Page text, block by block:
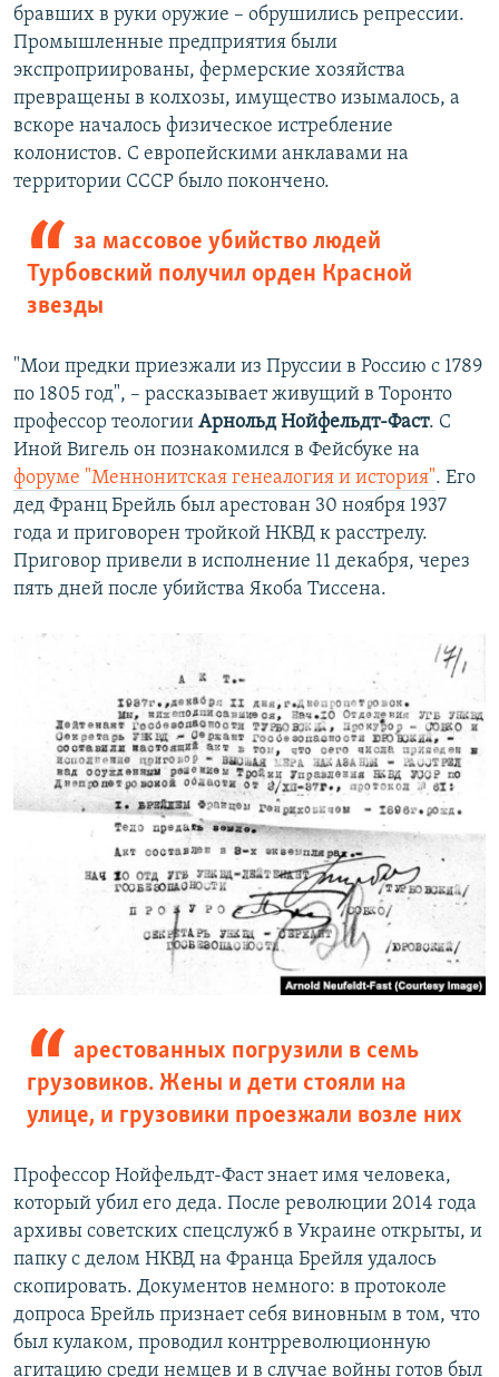
бравших в руки оружие – обрушились репрессии.
Промышленные предприятия были
экспроприированы, фермерские хозяйства
превращены в колхозы, имущество изымалось, а
вскоре началось физическое истребление
колонистов. С европейскими анклавами на
территории СССР было покончено.
за массовое убийство людей
Турбовский получил орден Красной
звезды
"Мои предки приезжали из Пруссии в Россию с 1789
по 1805 год", – рассказывает живущий в Торонто
профессор теологии Арнольд Нойфельдт-Фаст. С
Иной Вигель он познакомился в Фейсбуке на
форуме "Меннонитская генеалогия и история". Его
дед Франц Брейль был арестован 30 ноября 1937
года и приговорен тройкой НКВД к расстрелу.
Приговор привели в исполнение 11 декабря, через
пять дней после убийства Якоба Тиссена.
арестованных погрузили в семь
грузовиков. Жены и дети стояли на
улице, и грузовики проезжали возле них
Профессор Нойфельдт-Фаст знает имя человека,
который убил его деда. После революции 2014 года
архивы советских спецслужб в Украине открыты, и
папку с делом НКВД на Франца Брейля удалось
скопировать. Документов немного: в протоколе
допроса Брейль признает себя виновным в том, что
был кулаком, проводил контрреволюционную
агитацию среди немцев и в случае войны готов был